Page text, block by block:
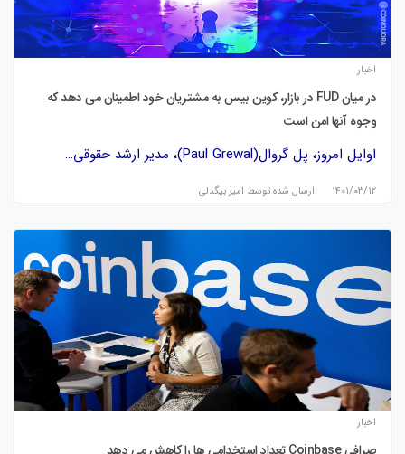
اخبار
در میان FUD در بازار، کوین بیس به مشتریان خود اطمینان می دهد که
وجوه آنها امن است
اوایل امروز، پل گروال(Paul Grewal)، مدیر ارشد حقوقی…
۱۴۰۱/۰۳/۱۲ ارسال شده توسط امیر بیگدلی
اخبار